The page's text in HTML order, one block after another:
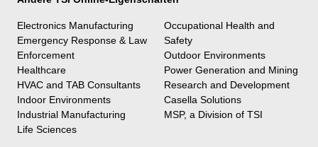
Electronics Manufacturing
Emergency Response & Law
Enforcement
Healthcare
HVAC and TAB Consultants
Indoor Environments
Industrial Manufacturing
Life Sciences
Occupational Health and
Safety
Outdoor Environments
Power Generation and Mining
Research and Development
Casella Solutions
MSP, a Division of TSI